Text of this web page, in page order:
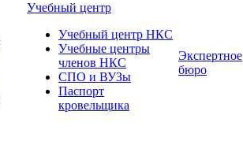
Учебный центр
Учебный центр НКС
Учебные центры
членов НКС
СПО и ВУЗы
Паспорт
кровельщика
Экспертное
бюро